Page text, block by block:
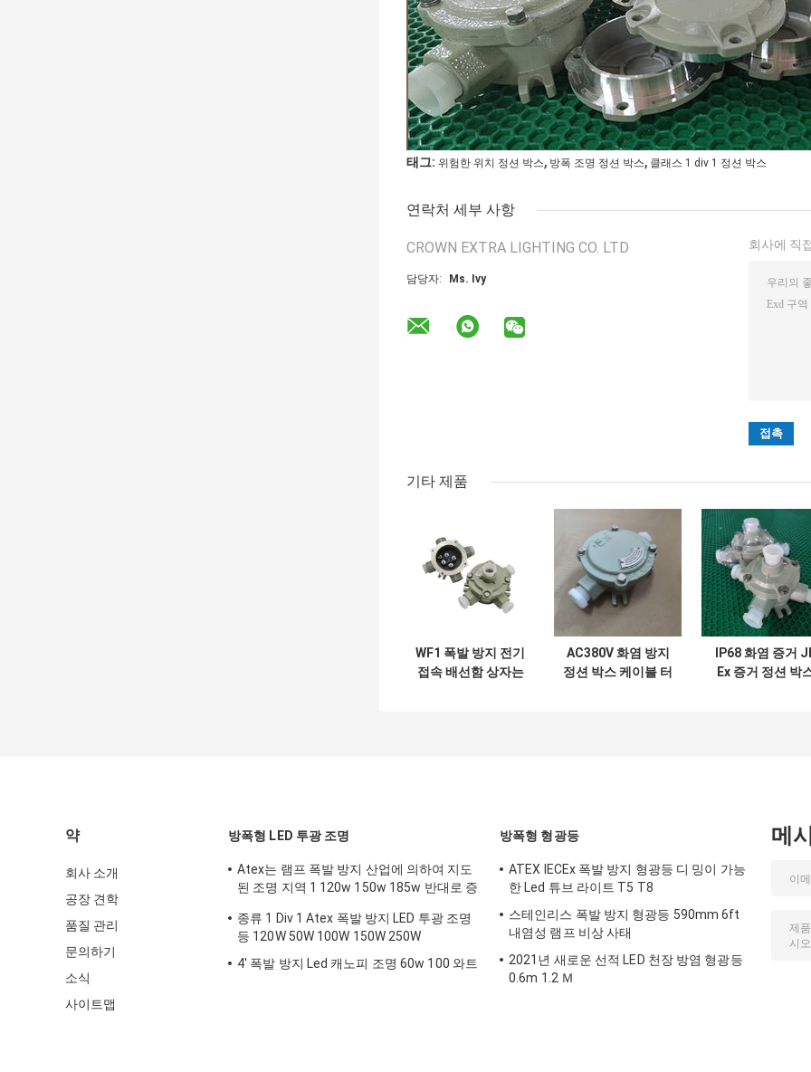
태그: 위험한 위치 정션 박스, 방폭 조명 정션 박스, 클래스 1 div 1 정션 박스
연락처 세부 사항
CROWN EXTRA LIGHTING CO. LTD
담당자: Ms. Ivy
회사에 직
기타 제품
WF1 폭발 방지 전기
접속 배선함 상자는
AC380V 화염 방지
정션 박스 케이블 터
IP68 화염 증거
Ex 증거 정션 박
약
회사 소개
공장 견학
품질 관리
문의하기
소식
사이트맵
방폭형 LED 투광 조명
Atex는 램프 폭발 방지 산업에 의하여 지도
된 조명 지역 1 120w 150w 185w 반대로 증
종류 1 Div 1 Atex 폭발 방지 LED 투광 조명
등 120W 50W 100W 150W 250W
4' 폭발 방지 Led 캐노피 조명 60w 100 와트
방폭형 형광등
ATEX IECEx 폭발 방지 형광등 디 밍이 가능
한 Led 튜브 라이트 T5 T8
스테인리스 폭발 방지 형광등 590mm 6ft
내염성 램프 비상 사태
2021년 새로운 선적 LED 천장 방염 형광등
0.6m 1.2 Ｍ
메